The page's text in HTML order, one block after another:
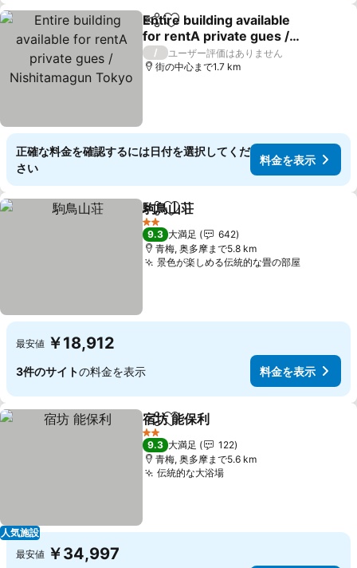
シェアお気に入りに追加
Entire building available
for rentA private gues /
Nishitamagun Tokyo
料金を表示
/
ユーザー評価はありません
街の中心まで1.7 km
正確な料金を確認するには日付を選択してくだ
さい
料金を表示
シェアお気に入りに追加
駒鳥山荘
2 ホテルのランク
9.3 大満足
642
青梅, 奥多摩まで5.8 km
景色が楽しめる伝統的な畳の部屋料金を表
最安値 ￥18,912
3件のサイトの料金を表示 料金を表示
人気施設
シェアお気に入りに追加
宿坊 能保利
2 ホテルのランク
9.3 大満足
122
青梅, 奥多摩まで5.6 km
伝統的な大浴場料金を表示
最安値 ￥34,997